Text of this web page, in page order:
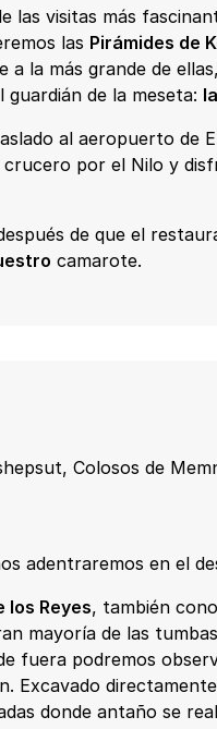
las visitas más
las Pirámides de
la más grande de
de la meseta:
al aeropuerto de
crucero por el Nilo y
de que el
camarote.
Colosos de
adentraremos en el
los Reyes, también
mayoría de las
fuera podremos
Excavado
donde antaño se